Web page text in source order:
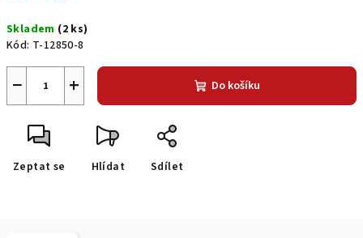
cena:
Skladem (2 ks)
Kód: T-12850-8
+
− Do košíku
Zeptat se Hlídat Sdílet